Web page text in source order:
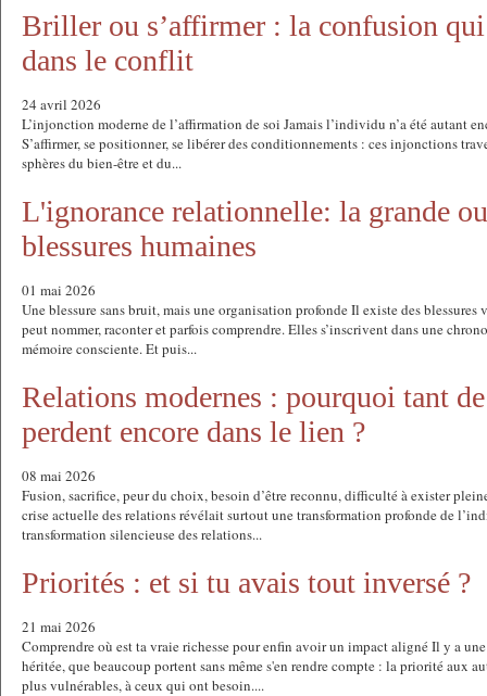
Briller ou s’affirmer : la confusion
dans le conflit
24 avril 2026
L’injonction moderne de l’affirmation de soi Jamais l’individu n’a été autant
S’affirmer, se positionner, se libérer des conditionnements : ces injonctions
sphères du bien-être et du...
L'ignorance relationnelle: la grande
blessures humaines
01 mai 2026
Une blessure sans bruit, mais une organisation profonde Il existe des
peut nommer, raconter et parfois comprendre. Elles s’inscrivent dans une
mémoire consciente. Et puis...
Relations modernes : pourquoi tant de
perdent encore dans le lien ?
08 mai 2026
Fusion, sacrifice, peur du choix, besoin d’être reconnu, difficulté à exister
crise actuelle des relations révélait surtout une transformation profonde de
transformation silencieuse des relations...
Priorités : et si tu avais tout inversé ?
21 mai 2026
Comprendre où est ta vraie richesse pour enfin avoir un impact aligné Il y a
héritée, que beaucoup portent sans même s'en rendre compte : la priorité aux
plus vulnérables, à ceux qui ont besoin....